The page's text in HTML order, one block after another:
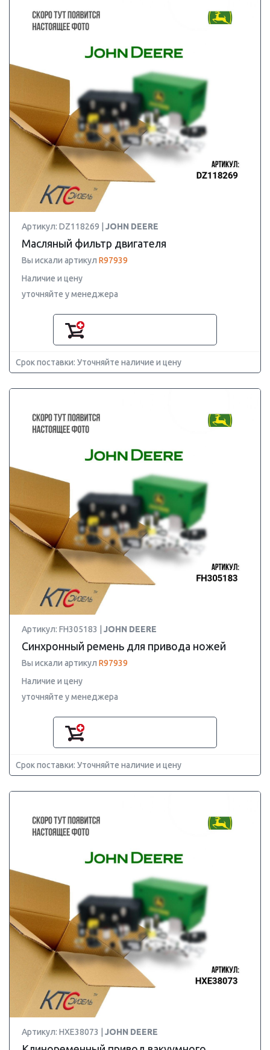
Артикул: DZ118269 | JOHN DEERE
Масляный фильтр двигателя
Вы искали артикул R97939
Наличие и цену
уточняйте у менеджера
Срок поставки: Уточняйте наличие и цену
Артикул: FH305183 | JOHN DEERE
Синхронный ремень для привода ножей
Вы искали артикул R97939
Наличие и цену
уточняйте у менеджера
Срок поставки: Уточняйте наличие и цену
Артикул: HXE38073 | JOHN DEERE